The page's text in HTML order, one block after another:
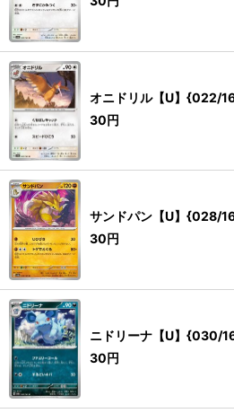
オニドリル【U】{022/
30円
サンドパン【U】{028/
30円
ニドリーナ【U】{030/
30円